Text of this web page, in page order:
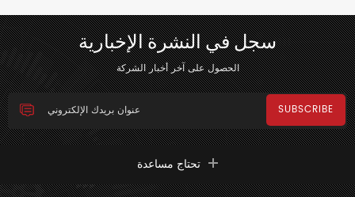
سجل في النشرة الإخبارية
الحصول على آخر أخبار الشركة
تحتاج مساعدة